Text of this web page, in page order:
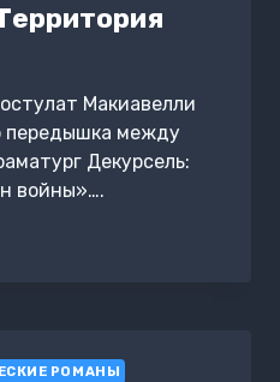
Макиавелли
передышка между
Декурсель:
войны»….
РОМАНЫ